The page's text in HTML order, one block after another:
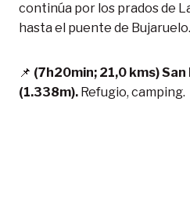
continúa por los prados de
hasta el puente de Bujaruelo.
📌 (7h20min; 21,0 kms)
(1.338m). Refugio, camping.